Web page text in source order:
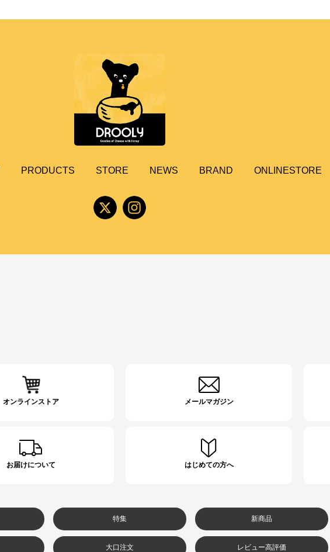
PRODUCTS STORE NEWS BRAND ONLINESTORE
オンラインストア メールマガジン
お届けについて はじめての方へ
特集 新商品
大口注文 レビュー高評価